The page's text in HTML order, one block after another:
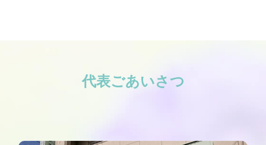
代表ごあいさつ